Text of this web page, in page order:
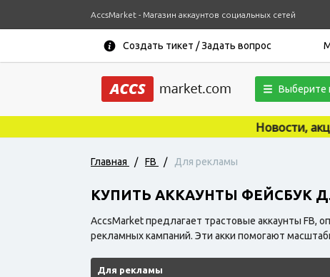
AccsMarket - Магазин аккаунтов социальных сетей
Создать тикет / Задать вопрос
Выберите
Новости, акции, купоны,
Главная / FB / Для рекламы
КУПИТЬ АККАУНТЫ ФЕЙСБУК
AccsMarket предлагает трастовые аккаунты FB,
рекламных кампаний. Эти акки помогают
Для рекламы